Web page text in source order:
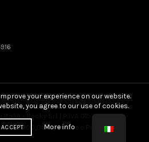
Italia - Rocky Srl | P.IVA 01571080389 -
10.400,00 € |Cookie Privacy
your experience on our website.
you agree to our use of cookies.
ACCEPT More info